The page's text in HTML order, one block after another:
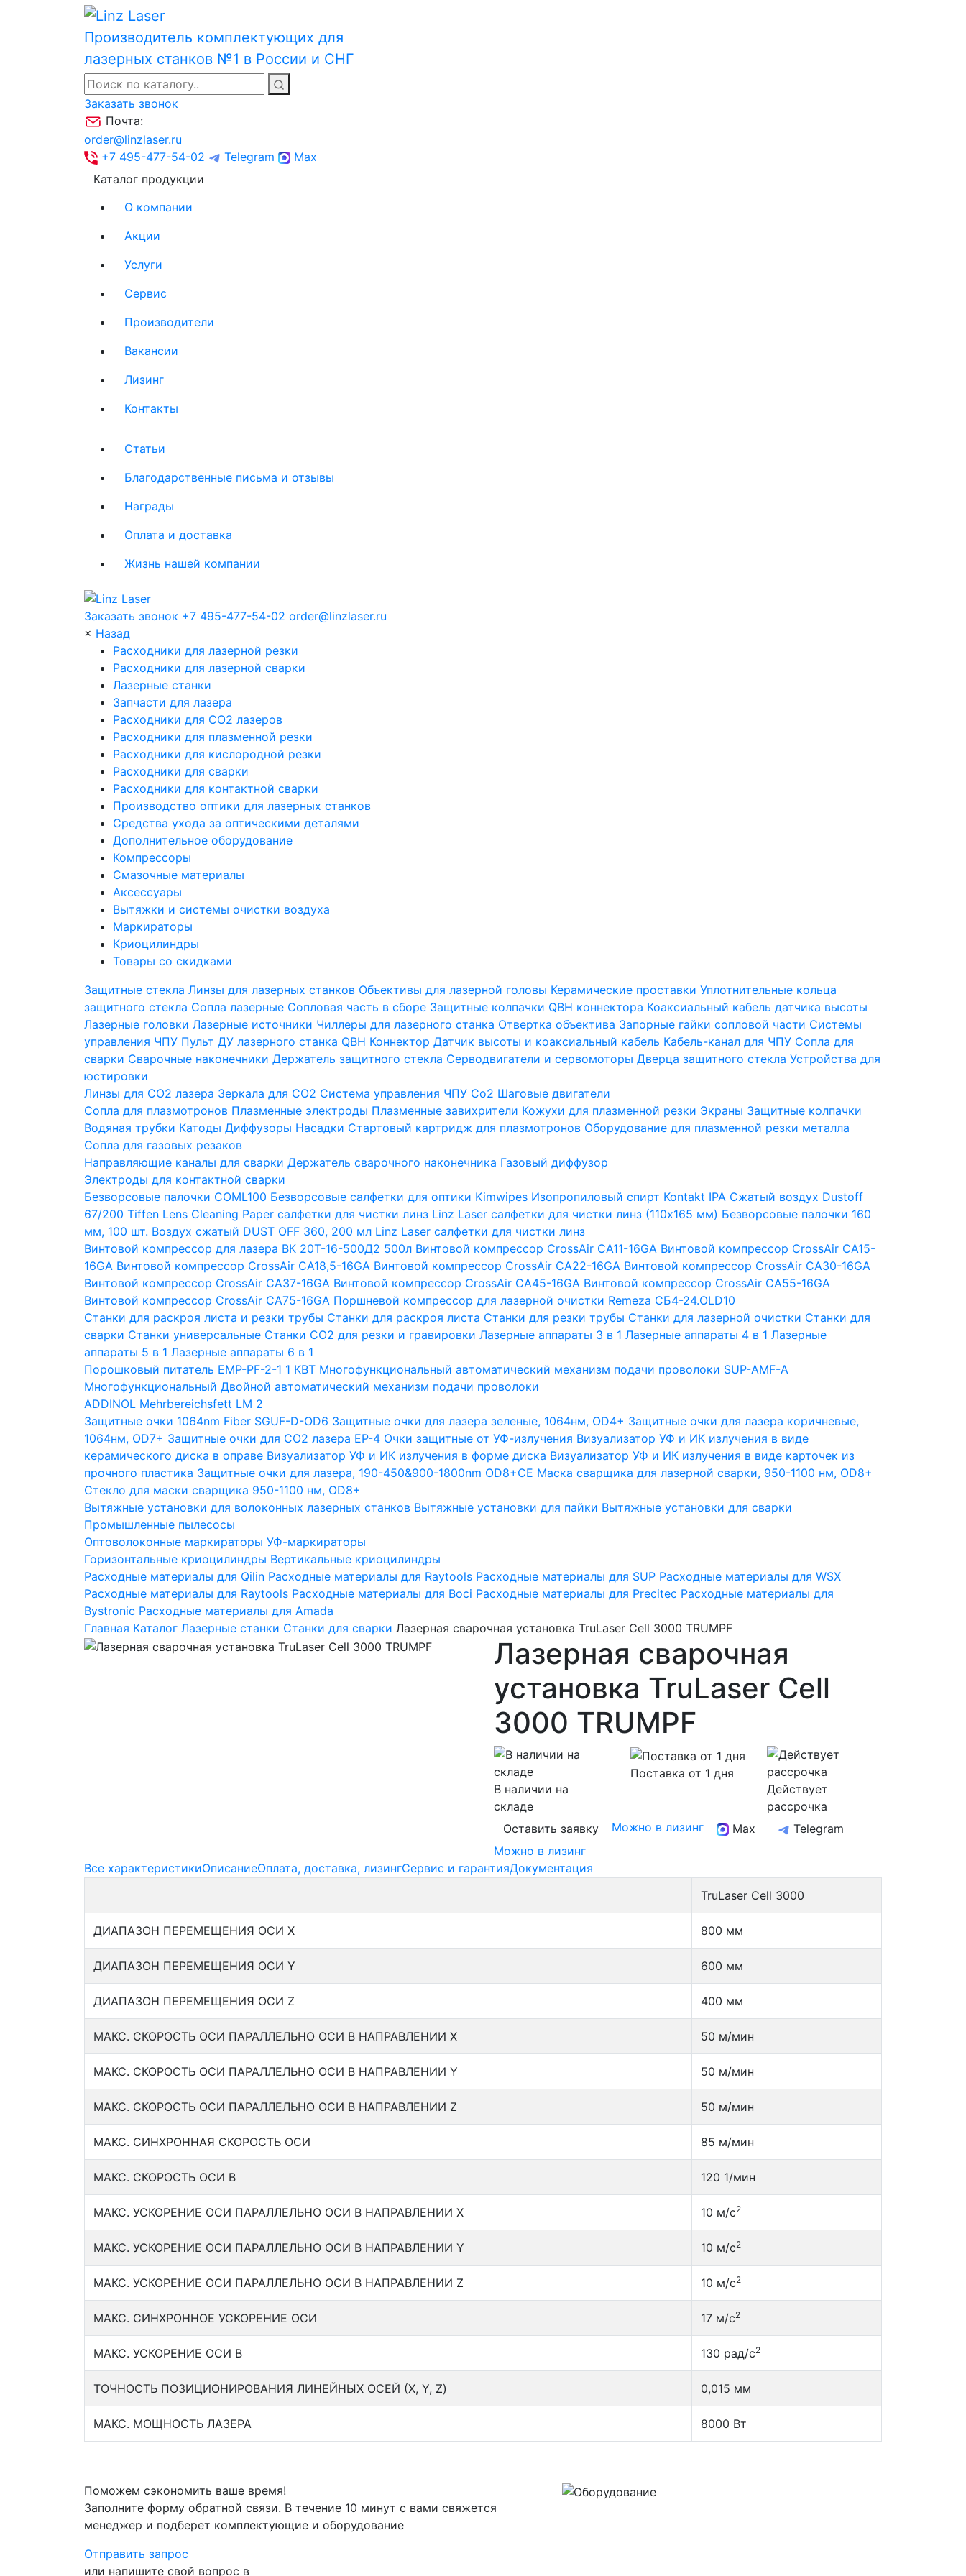
Производитель комплектующих для
лазерных станков №1 в России и СНГ
Заказать звонок
Почта:
order@linzlaser.ru
+7 495-477-54-02
Telegram
Max
Каталог продукции
О компании
Акции
Услуги
Сервис
Производители
Вакансии
Лизинг
Контакты
Статьи
Благодарственные письма и отзывы
Награды
Оплата и доставка
Жизнь нашей компании
Заказать звонок +7 495-477-54-02 order@linzlaser.ru
× Назад
Расходники для лазерной резки
Расходники для лазерной сварки
Лазерные станки
Запчасти для лазера
Расходники для СО2 лазеров
Расходники для плазменной резки
Расходники для кислородной резки
Расходники для сварки
Расходники для контактной сварки
Производство оптики для лазерных станков
Средства ухода за оптическими деталями
Дополнительное оборудование
Компрессоры
Смазочные материалы
Аксессуары
Вытяжки и системы очистки воздуха
Маркираторы
Криоцилиндры
Товары со скидками
Защитные стекла Линзы для лазерных станков Объективы для лазерной головы Керамические проставки Уплотнительные кольца
защитного стекла Сопла лазерные Сопловая часть в сборе Защитные колпачки QBH коннектора Коаксиальный кабель датчика высоты
Лазерные головки Лазерные источники Чиллеры для лазерного станка Отвертка объектива Запорные гайки сопловой части Системы
управления ЧПУ Пульт ДУ лазерного станка QBH Коннектор Датчик высоты и коаксиальный кабель Кабель-канал для ЧПУ Сопла для
сварки Сварочные наконечники Держатель защитного стекла Серводвигатели и сервомоторы Дверца защитного стекла Устройства для
юстировки
Линзы для СО2 лазера Зеркала для СО2 Система управления ЧПУ Co2 Шаговые двигатели
Сопла для плазмотронов Плазменные электроды Плазменные завихрители Кожухи для плазменной резки Экраны Защитные колпачки
Водяная трубки Катоды Диффузоры Насадки Стартовый картридж для плазмотронов Оборудование для плазменной резки металла
Сопла для газовых резаков
Направляющие каналы для сварки Держатель сварочного наконечника Газовый диффузор
Электроды для контактной сварки
Безворсовые палочки COML100 Безворсовые салфетки для оптики Kimwipes Изопропиловый спирт Kontakt IPA Сжатый воздух Dustoff
67/200 Tiffen Lens Cleaning Paper салфетки для чистки линз Linz Laser салфетки для чистки линз (110х165 мм) Безворсовые палочки 160
мм, 100 шт. Воздух сжатый DUST OFF 360, 200 мл Linz Laser салфетки для чистки линз
Винтовой компрессор для лазера ВК 20Т-16-500Д2 500л Винтовой компрессор CrossAir CA11-16GA Винтовой компрессор CrossAir CA15-
16GA Винтовой компрессор CrossAir CA18,5-16GA Винтовой компрессор CrossAir CA22-16GA Винтовой компрессор CrossAir CA30-16GA
Винтовой компрессор CrossAir CA37-16GA Винтовой компрессор CrossAir CA45-16GA Винтовой компрессор CrossAir CA55-16GA
Винтовой компрессор CrossAir CA75-16GA Поршневой компрессор для лазерной очистки Remeza СБ4-24.OLD10
Станки для раскроя листа и резки трубы Станки для раскроя листа Станки для резки трубы Станки для лазерной очистки Станки для
сварки Станки универсальные Станки СО2 для резки и гравировки Лазерные аппараты 3 в 1 Лазерные аппараты 4 в 1 Лазерные
аппараты 5 в 1 Лазерные аппараты 6 в 1
Порошковый питатель EMP-PF-2-1 1 КВТ Многофункциональный автоматический механизм подачи проволоки SUP-AMF-A
Многофункциональный Двойной автоматический механизм подачи проволоки
ADDINOL Mehrbereichsfett LM 2
Защитные очки 1064nm Fiber SGUF-D-OD6 Защитные очки для лазера зеленые, 1064нм, OD4+ Защитные очки для лазера коричневые,
1064нм, OD7+ Защитные очки для CO2 лазера EP-4 Очки защитные от УФ-излучения Визуализатор УФ и ИК излучения в виде
керамического диска в оправе Визуализатор УФ и ИК излучения в форме диска Визуализатор УФ и ИК излучения в виде карточек из
прочного пластика Защитные очки для лазера, 190-450&900-1800nm OD8+CE Маска сварщика для лазерной сварки, 950-1100 нм, OD8+
Стекло для маски сварщика 950-1100 нм, OD8+
Вытяжные установки для волоконных лазерных станков Вытяжные установки для пайки Вытяжные установки для сварки
Промышленные пылесосы
Оптоволоконные маркираторы УФ-маркираторы
Горизонтальные криоцилиндры Вертикальные криоцилиндры
Расходные материалы для Qilin Расходные материалы для Raytools Расходные материалы для SUP Расходные материалы для WSX
Расходные материалы для Raytools Расходные материалы для Boci Расходные материалы для Precitec Расходные материалы для
Bystronic Расходные материалы для Amada
Главная Каталог Лазерные станки Станки для сварки Лазерная сварочная установка TruLaser Cell 3000 TRUMPF
Лазерная сварочная
установка TruLaser Cell
3000 TRUMPF
В наличии на
складе
Поставка от 1 дня
Действует
рассрочка
Оставить заявку
Можно в лизинг Max
Telegram
Можно в лизинг
Все характеристикиОписаниеОплата, доставка, лизингСервис и гарантияДокументация
TruLaser Cell 3000
ДИАПАЗОН ПЕРЕМЕЩЕНИЯ ОСИ Х 800 мм
ДИАПАЗОН ПЕРЕМЕЩЕНИЯ ОСИ Y 600 мм
ДИАПАЗОН ПЕРЕМЕЩЕНИЯ ОСИ Z 400 мм
МАКС. СКОРОСТЬ ОСИ ПАРАЛЛЕЛЬНО ОСИ В НАПРАВЛЕНИИ Х 50 м/мин
МАКС. СКОРОСТЬ ОСИ ПАРАЛЛЕЛЬНО ОСИ В НАПРАВЛЕНИИ Y 50 м/мин
МАКС. СКОРОСТЬ ОСИ ПАРАЛЛЕЛЬНО ОСИ В НАПРАВЛЕНИИ Z 50 м/мин
МАКС. СИНХРОННАЯ СКОРОСТЬ ОСИ 85 м/мин
МАКС. СКОРОСТЬ ОСИ B 120 1/мин
МАКС. УСКОРЕНИЕ ОСИ ПАРАЛЛЕЛЬНО ОСИ В НАПРАВЛЕНИИ Х 10 м/с2
МАКС. УСКОРЕНИЕ ОСИ ПАРАЛЛЕЛЬНО ОСИ В НАПРАВЛЕНИИ Y 10 м/с2
МАКС. УСКОРЕНИЕ ОСИ ПАРАЛЛЕЛЬНО ОСИ В НАПРАВЛЕНИИ Z 10 м/с2
МАКС. СИНХРОННОЕ УСКОРЕНИЕ ОСИ 17 м/с2
МАКС. УСКОРЕНИЕ ОСИ B 130 рад/с2
ТОЧНОСТЬ ПОЗИЦИОНИРОВАНИЯ ЛИНЕЙНЫХ ОСЕЙ (X, Y, Z) 0,015 мм
МАКС. МОЩНОСТЬ ЛАЗЕРА 8000 Вт
Поможем сэкономить ваше время!
Заполните форму обратной связи. В течение 10 минут с вами свяжется
менеджер и подберет комплектующие и оборудование
Отправить запрос
или напишите свой вопрос в